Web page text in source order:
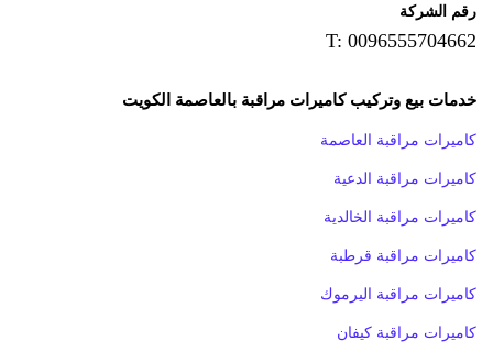
رقم الشركة
T: 0096555704662
خدمات بيع وتركيب كاميرات مراقبة بالعاصمة الكويت
كاميرات مراقبة العاصمة
كاميرات مراقبة الدعية
كاميرات مراقبة الخالدية
كاميرات مراقبة قرطبة
كاميرات مراقبة اليرموك
كاميرات مراقبة كيفان